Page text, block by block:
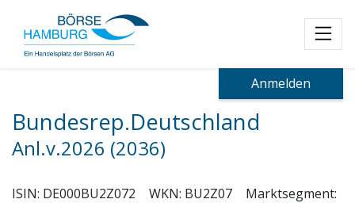
Anmelden
Bundesrep.Deutschland
Anl.v.2026 (2036)
ISIN: DE000BU2Z072 WKN: BU2Z07
Marktsegment: